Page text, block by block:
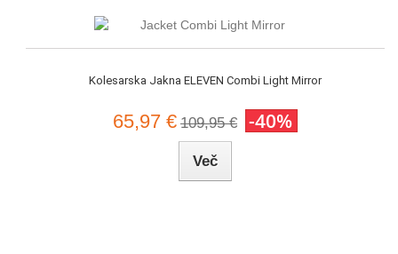
Kolesarska Jakna ELEVEN Combi Light Mirror
65,97 € 109,95 € -40%
Več